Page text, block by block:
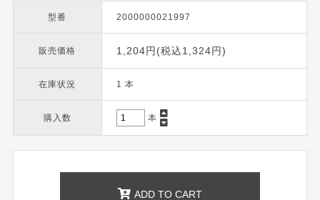
型番 2000000021997
販売価格 1,204円(税込1,324円)
在庫状況 1 本
購入数 本
ADD TO CART